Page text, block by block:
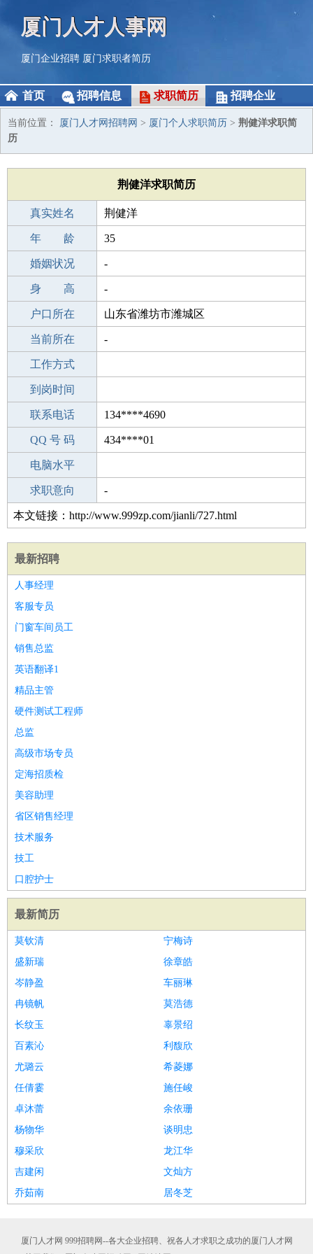
厦门人才人事网
厦门企业招聘 厦门求职者简历
首页 招聘信息 求职简历 招聘企业
当前位置： 厦门人才网招聘网 > 厦门个人求职简历 > 荆健洋求职简
历
荆健洋求职简历
真实姓名 荆健洋
性 别 男
年 龄 35
出生年月 1991-12-04
婚姻状况 -
学 历 高中
身 高 -
毕业学校 单县杨楼中学
户口所在 山东省潍坊市潍城区
所学专业 -
当前所在 -
工作经验
工作方式
驾 照
到岗时间
期望月薪
联系电话 134****4690
手机号码 134****4690
QQ 号 码 434****01
微信号码
电脑水平
外语水平
求职意向 -
本文链接：http://www.999zp.com/jianli/727.html
最新招聘
人事经理
客服专员
门窗车间员工
销售总监
英语翻译1
精品主管
硬件测试工程师
总监
高级市场专员
定海招质检
美容助理
省区销售经理
技术服务
技工
口腔护士
最新简历
莫钦清
宁梅诗
盛新瑞
徐章皓
岑静盈
车丽琳
冉镜帆
莫浩德
长纹玉
辜景绍
百素沁
利馥欣
尤璐云
希菱娜
任倩霎
施任峻
卓沐蕾
余依珊
杨物华
谈明忠
穆采欣
龙江华
吉建闲
文灿方
乔茹南
居冬芝
厦门人才网 999招聘网--各大企业招聘、祝各人才求职之成功的厦门人才网